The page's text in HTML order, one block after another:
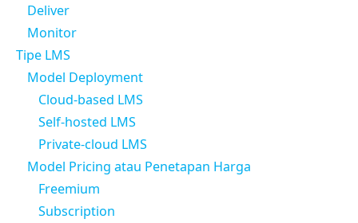
Deliver
Monitor
Tipe LMS
Model Deployment
Cloud-based LMS
Self-hosted LMS
Private-cloud LMS
Model Pricing atau Penetapan Harga
Freemium
Subscription